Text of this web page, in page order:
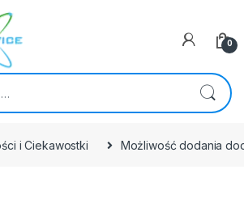
0
i Ciekawostki Możliwość dodania